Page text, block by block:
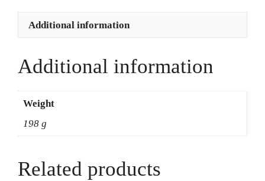
Additional information
Additional information
Weight
198 g
Related products